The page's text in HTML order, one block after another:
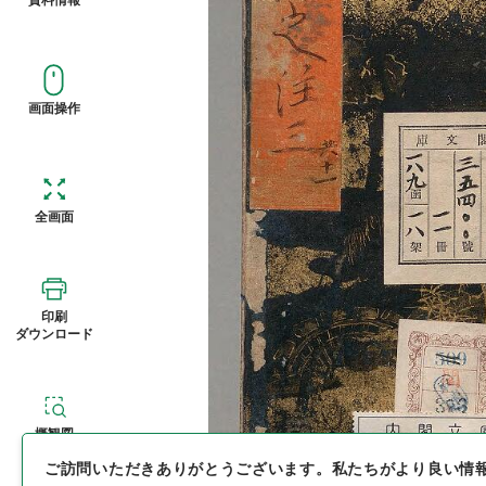
画面操作
全画面
印刷
ダウンロード
概観図
ご訪問いただきありがとうございます。 私たちがより良い情